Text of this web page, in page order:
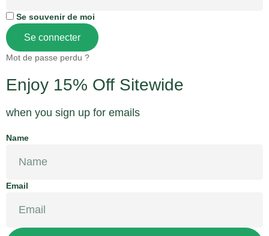
Se souvenir de moi
Se connecter
Mot de passe perdu ?
Enjoy 15% Off Sitewide
when you sign up for emails
Name
Email